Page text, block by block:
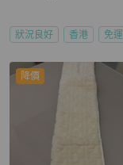
狀況良好 香港 免運
降價